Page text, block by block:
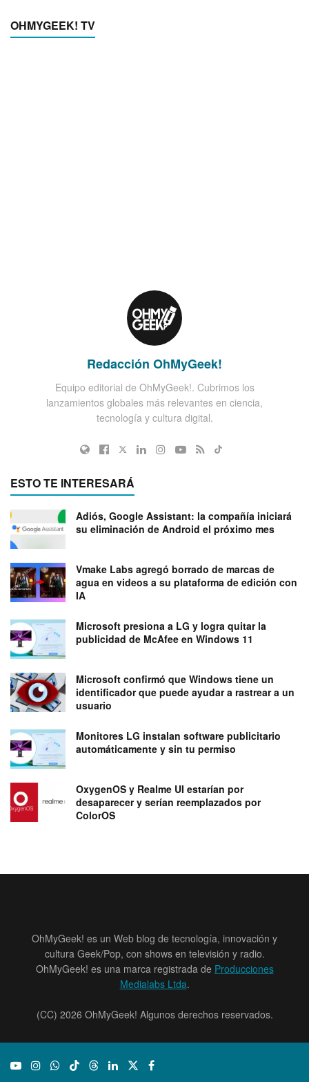
OHMYGEEK! TV
Redacción OhMyGeek!
Equipo editorial de OhMyGeek!. Cubrimos los
lanzamientos globales más relevantes en ciencia,
tecnología y cultura digital.
ESTO TE INTERESARÁ
Adiós, Google Assistant: la compañía iniciará
su eliminación de Android el próximo mes
Vmake Labs agregó borrado de marcas de
agua en videos a su plataforma de edición con
IA
Microsoft presiona a LG y logra quitar la
publicidad de McAfee en Windows 11
Microsoft confirmó que Windows tiene un
identificador que puede ayudar a rastrear a un
usuario
Monitores LG instalan software publicitario
automáticamente y sin tu permiso
OxygenOS y Realme UI estarían por
desaparecer y serían reemplazados por
ColorOS
OhMyGeek! es un Web blog de tecnología, innovación y
cultura Geek/Pop, con shows en televisión y radio.
OhMyGeek! es una marca registrada de Producciones
Medialabs Ltda.
(CC) 2026 OhMyGeek! Algunos derechos reservados.